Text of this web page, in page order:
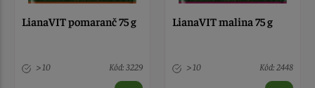
LianaVIT pomaranč 75 g
> 10 Kód: 3229
LianaVIT malina 75 g
> 10 Kód: 2448